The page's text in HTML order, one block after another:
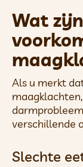
Wat
Als u merkt
verschillende
Slechte